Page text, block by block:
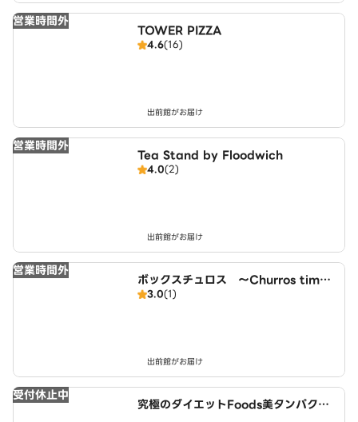
営業時間外
TOWER PIZZA
4.6(16)
出前館がお届け
営業時間外
Tea Stand by Floodwich
4.0(2)
出前館がお届け
営業時間外
ボックスチュロス ～Churros time
～ 北名古屋徳重店
3.0(1)
出前館がお届け
受付休止中
究極のダイエットFoods美タンパクラ